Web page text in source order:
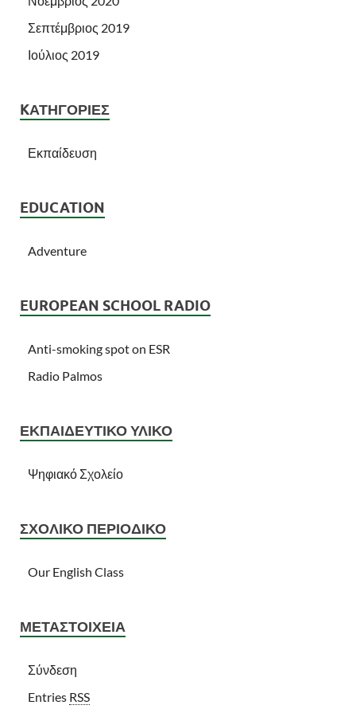
Σεπτέμβριος 2019
Ιούλιος 2019
KΑΤΗΓΟΡΊΕΣ
Εκπαίδευση
EDUCATION
Adventure
EUROPEAN SCHOOL RADIO
Anti-smoking spot on ESR
Radio Palmos
ΕΚΠΑΙΔΕΥΤΙΚΌ ΥΛΙΚΌ
Ψηφιακό Σχολείο
ΣΧΟΛΙΚΌ ΠΕΡΙΟΔΙΚΌ
Our English Class
ΜΕΤΑΣΤΟΙΧΕΊΑ
Σύνδεση
Entries RSS